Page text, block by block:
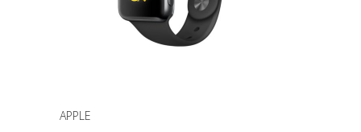
APPLE